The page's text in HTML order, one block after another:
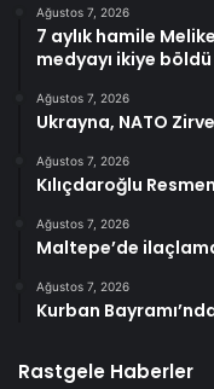
Ağustos 7, 2026
7 aylık hamile
medyayı ikiye böldü
Ağustos 7, 2026
Ukrayna, NATO
Ağustos 7, 2026
Kılıçdaroğlu
Ağustos 7, 2026
Maltepe’de
Ağustos 7, 2026
Kurban
Rastgele Haberler